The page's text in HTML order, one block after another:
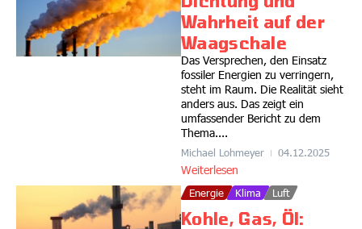
Wahrheit auf der
Waagschale
Das Versprechen, den Einsatz
fossiler Energien zu verringern,
steht im Raum. Die Realität sieht
anders aus. Das zeigt ein
umfassender Bericht zu dem
Thema....
Michael Lohmeyer 04.12.2025
Weiterlesen
Energie Klima Luft
Kohle, Gas, Öl: